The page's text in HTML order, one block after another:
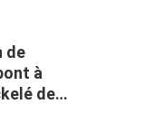
de
à
de